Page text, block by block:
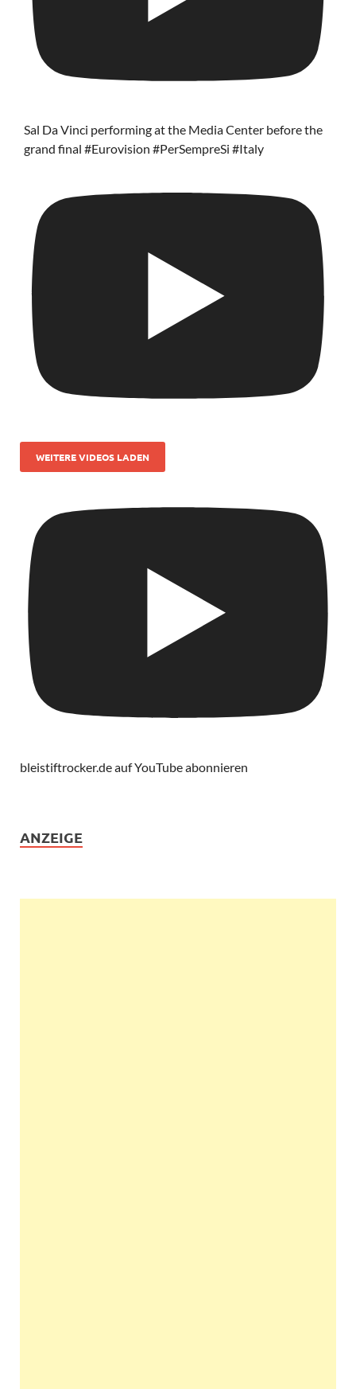
Sal Da Vinci performing at the Media Center before the
grand final #Eurovision #PerSempreSi #Italy
WEITERE VIDEOS LADEN
bleistiftrocker.de auf YouTube abonnieren
ANZEIGE